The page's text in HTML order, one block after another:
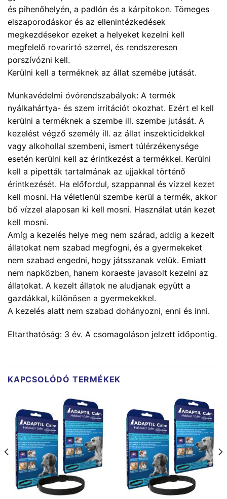
és pihenőhelyén, a padlón és a kárpitokon. Tömeges
elszaporodáskor és az ellenintézkedések
megkezdésekor ezeket a helyeket kezelni kell
megfelelő rovarirtó szerrel, és rendszeresen
porszívózni kell.
Kerülni kell a terméknek az állat szemébe jutását.
Munkavédelmi óvórendszabályok: A termék
nyálkahártya- és szem irritációt okozhat. Ezért el kell
kerülni a terméknek a szembe ill. szembe jutását. A
kezelést végző személy ill. az állat inszekticidekkel
vagy alkohollal szembeni, ismert túlérzékenysége
esetén kerülni kell az érintkezést a termékkel. Kerülni
kell a pipetták tartalmának az ujjakkal történő
érintkezését. Ha előfordul, szappannal és vízzel kezet
kell mosni. Ha véletlenül szembe kerül a termék, akkor
bő vízzel alaposan ki kell mosni. Használat után kezet
kell mosni.
Amíg a kezelés helye meg nem szárad, addig a kezelt
állatokat nem szabad megfogni, és a gyermekeket
nem szabad engedni, hogy játsszanak velük. Emiatt
nem napközben, hanem koraeste javasolt kezelni az
állatokat. A kezelt állatok ne aludjanak együtt a
gazdákkal, különösen a gyermekekkel.
A kezelés alatt nem szabad dohányozni, enni és inni.
Eltarthatóság: 3 év. A csomagoláson jelzett időpontig.
KAPCSOLÓDÓ TERMÉKEK